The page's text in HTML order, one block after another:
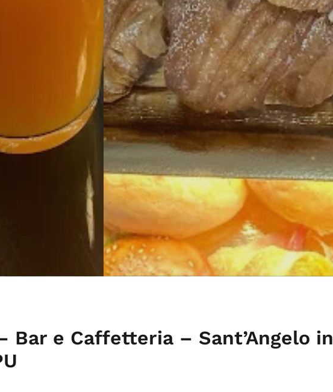
Bar e Caffetteria – Sant’Angelo in